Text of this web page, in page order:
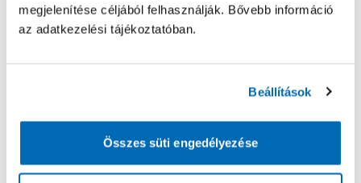
megjelenítése céljából felhasználják. Bővebb információ
az adatkezelési tájékoztatóban.
Beállítások
Összes süti engedélyezése